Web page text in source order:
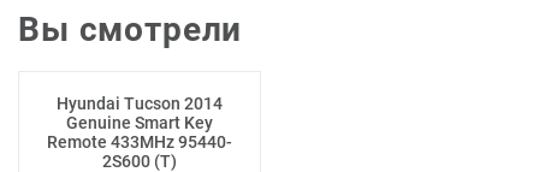
Вы смотрели
Hyundai Tucson 2014
Genuine Smart Key
Remote 433MHz 95440-
2S600 (T)